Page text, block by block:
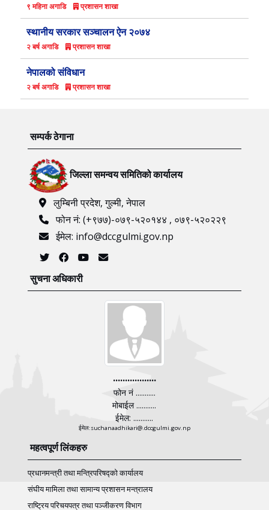
९ महिना अगाडि प्रशासन शाखा
स्थानीय सरकार सञ्‍चालन ऐन २०७४
२ बर्ष अगाडि प्रशासन शाखा
नेपालको संविधान
२ बर्ष अगाडि प्रशासन शाखा
सम्पर्क ठेगाना
जिल्ला समन्वय समितिको कार्यालय
लुम्बिनी प्रदेश, गुल्मी, नेपाल
फोन नं: (+९७७)-०७९-५२०१४४ , ०७९-५२०२२९
ईमेल: info@dccgulmi.gov.np
सुचना अधिकारी
..................
फोन नं ...........
मोबाईल ...........
ईमेल: ...........
ईमेल:suchanaadhikari@.dccgulmi.gov.np
महत्वपूर्ण लिंकहरु
प्रधानमन्त्री तथा मन्त्रिपरिषद्को कार्यालय
संघीय मामिला तथा सामान्य प्रशासन मन्त्रालय
राष्ट्रिय परिचयपत्र तथा पञ्‍जीकरण विभाग